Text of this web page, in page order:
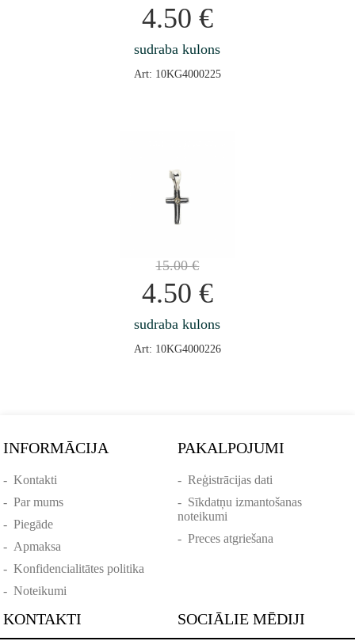
4.50 €
sudraba kulons
Art: 10KG4000225
15.00€
4.50 €
sudraba kulons
Art: 10KG4000226
INFORMĀCIJA
-Kontakti
-Par mums
-Piegāde
- Apmaksa
-Konfidencialitātes politika
-Noteikumi
PAKALPOJUMI
- Reģistrācijas dati
- Sīkdatņu izmantošanas
noteikumi
- Preces atgriešana
KONTAKTI SOCIĀLIE MĒDIJI